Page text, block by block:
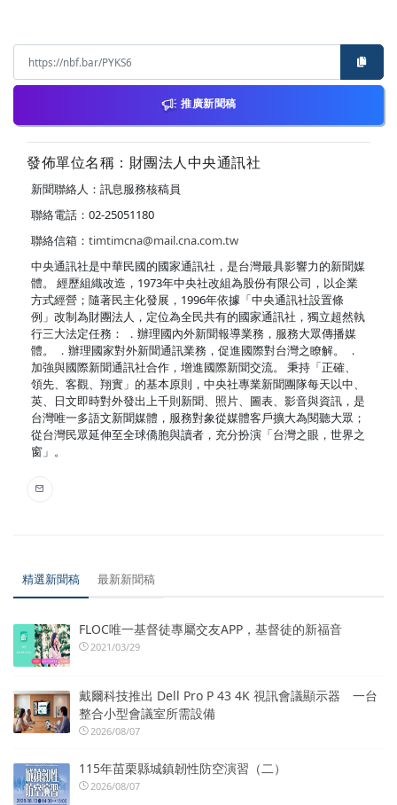
推廣新聞稿
發佈單位名稱：財團法人中央通訊社
新聞聯絡人：訊息服務核稿員
聯絡電話：02-25051180
聯絡信箱： timtimcna@mail.cna.com.tw
中央通訊社是中華民國的國家通訊社，是台灣最具影響力的新聞媒
體。 經歷組織改造，1973年中央社改組為股份有限公司，以企業
方式經營；隨著民主化發展，1996年依據「中央通訊社設置條
例」改制為財團法人，定位為全民共有的國家通訊社，獨立超然執
行三大法定任務： ．辦理國內外新聞報導業務，服務大眾傳播媒
體。 ．辦理國家對外新聞通訊業務，促進國際對台灣之瞭解。 ．
加強與國際新聞通訊社合作，增進國際新聞交流。 秉持「正確、
領先、客觀、翔實」的基本原則，中央社專業新聞團隊每天以中、
英、日文即時對外發出上千則新聞、照片、圖表、影音與資訊，是
台灣唯一多語文新聞媒體，服務對象從媒體客戶擴大為閱聽大眾；
從台灣民眾延伸至全球僑胞與讀者，充分扮演「台灣之眼，世界之
窗」。
精選新聞稿 最新新聞稿
FLOC唯一基督徒專屬交友APP，基督徒的新福音
2021/03/29
戴爾科技推出 Dell Pro P 43 4K 視訊會議顯示器 一台
整合小型會議室所需設備
2026/08/07
115年苗栗縣城鎮韌性防空演習（二）
2026/08/07